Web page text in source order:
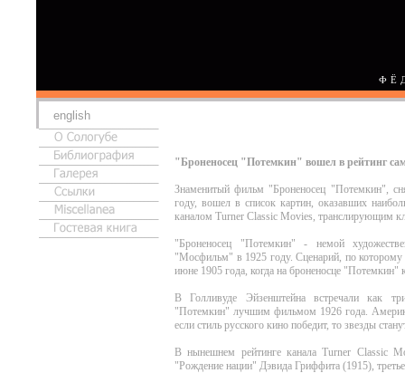
english
"Броненосец "Потемкин" вошел в рейтинг
Знаменитый фильм "Броненосец "Потемкин",
году, вошел в список картин, оказавших
каналом Turner Classic Movies, транслирующим
"Броненосец "Потемкин" - немой
"Мосфильм" в 1925 году. Сценарий, по
июне 1905 года, когда на броненосце "Потемкин"
В Голливуде Эйзенштейна встречали как
"Потемкин" лучшим фильмом 1926 года.
если стиль русского кино победит, то звезды
В нынешнем рейтинге канала Turner Classic
"Рождение нации" Дэвида Гриффита (1915),